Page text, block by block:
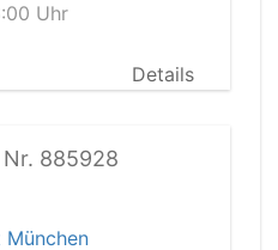
Uhr
Details
885928